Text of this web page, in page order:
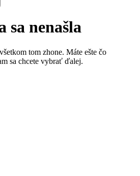
sa nenašla
tom zhone. Máte ešte čo
sa chcete vybrať ďalej.